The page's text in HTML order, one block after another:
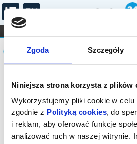
Zgoda Szczegóły
Niniejsza strona korzysta z plików
Wykorzystujemy pliki cookie w celu
zgodnie z Polityką cookies, do
i reklam, aby oferować funkcje
analizować ruch w naszej witrynie.
FILHARMONIA OPERA I BALET
DLA DZIECI
Komunikat
Sprzedaż biletów on-line
została zakończona.